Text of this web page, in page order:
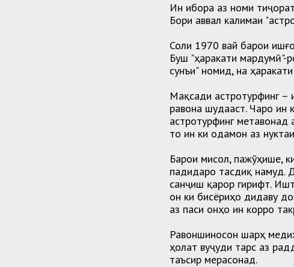
Ин ибора аз номи
Бори аввал калимаи
Соли 1970 вай барои
Буш "ҳаракати мардумӣ"-
сунъи" номид, на
Мақсади аcтротурфинг –
равона шудааст. Чаро ин
астротурфинг
то ин ки одамон аз
Барои мисол, пажӯҳише,
падидаро тасдиқ намуд.
санҷиш қарор гирифт.
он ки бисёриҳо дидаву
аз паси онҳо ин корро
Равоншиносон шарҳ
ҳолат вуҷуди тарс аз
таъсир мерасонад.